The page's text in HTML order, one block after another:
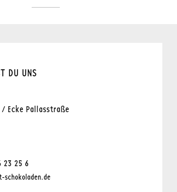
DU UNS
Ecke Pallasstraße
23 25 6
schokoladen.de